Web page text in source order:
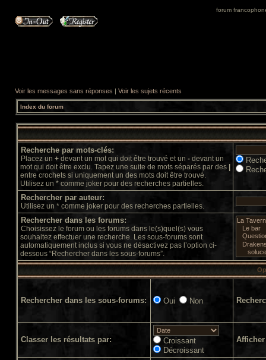
forum
Voir les messages sans réponses | Voir les sujets récents
Index du forum
Recherche par mots-clés:
Placez un + devant un mot qui doit être trouvé et un - devant un
mot qui doit être exclu. Tapez une suite de mots séparés par des
entre crochets si uniquement un des mots doit être trouvé.
Utilisez un * comme joker pour des recherches partielles.
Rechercher par auteur:
Utilisez un * comme joker pour des recherches partielles.
Rechercher dans les forums:
Choisissez le forum ou les forums dans le(s)quel(s) vous
souhaitez effectuer une recherche. Les sous-forums sont
automatiquement inclus si vous ne désactivez pas l’option ci-
dessous “Rechercher dans les sous-forums”.
Rechercher dans les sous-forums: Oui Non
Classer les résultats par:
Croissant
Décroissant